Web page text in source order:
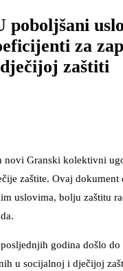
poboljšani
za
zaštiti
novi Granski kolektivni
zaštite. Ovaj dokument
uslovima, bolju zaštitu
godina došlo
u socijalnoj i dječijoj